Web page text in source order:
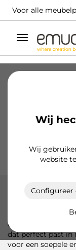
Voor alle
Umschaltbare
Navigation
Wij
Wij
website
Configureer
Kit smalle
De Slim-
ontwerp, met
dat perfect past in
voor een soepele